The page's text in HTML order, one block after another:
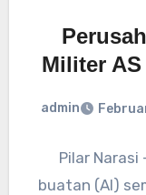
Militer
admin
Pilar Narasi
buatan (AI)